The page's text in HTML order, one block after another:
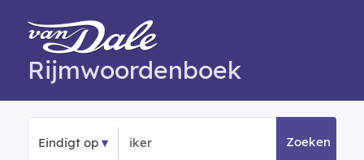
Rijmwoordenboek
Eindigt op Zoeken